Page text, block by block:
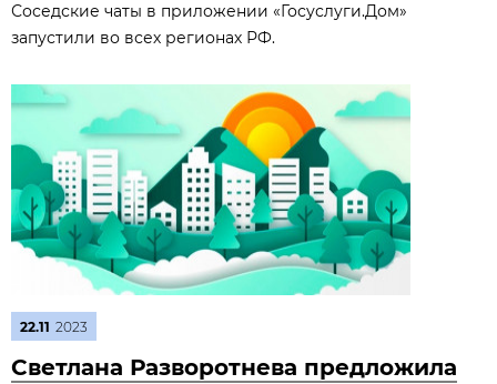
Соседские чаты в приложении «Госуслуги.Дом»
запустили во всех регионах РФ.
22.11 2023
Светлана Разворотнева предложила